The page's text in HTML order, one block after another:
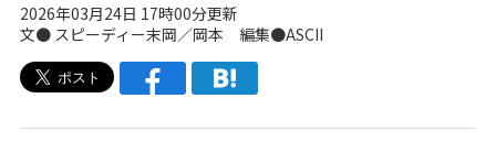
2026年03月24日 17時00分更新
文● スピーディー末岡／岡本 編集●ASCII